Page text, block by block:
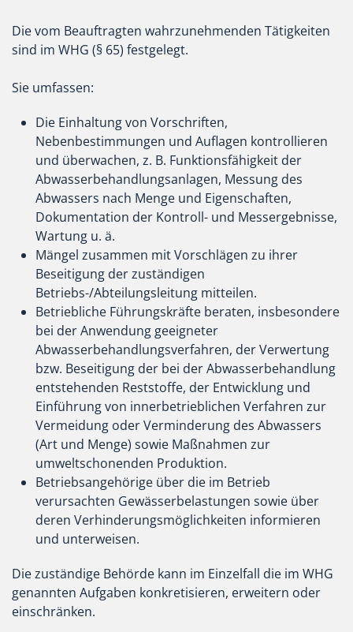
Die vom Beauftragten wahrzunehmenden Tätigkeiten
sind im WHG (§ 65) festgelegt.
Sie umfassen:
Die Einhaltung von Vorschriften,
Nebenbestimmungen und Auflagen kontrollieren
und überwachen, z. B. Funktionsfähigkeit der
Abwasserbehandlungsanlagen, Messung des
Abwassers nach Menge und Eigenschaften,
Dokumentation der Kontroll- und Messergebnisse,
Wartung u. ä.
Mängel zusammen mit Vorschlägen zu ihrer
Beseitigung der zuständigen
Betriebs-/Abteilungsleitung mitteilen.
Betriebliche Führungskräfte beraten, insbesondere
bei der Anwendung geeigneter
Abwasserbehandlungsverfahren, der Verwertung
bzw. Beseitigung der bei der Abwasserbehandlung
entstehenden Reststoffe, der Entwicklung und
Einführung von innerbetrieblichen Verfahren zur
Vermeidung oder Verminderung des Abwassers
(Art und Menge) sowie Maßnahmen zur
umweltschonenden Produktion.
Betriebsangehörige über die im Betrieb
verursachten Gewässerbelastungen sowie über
deren Verhinderungsmöglichkeiten informieren
und unterweisen.
Die zuständige Behörde kann im Einzelfall die im WHG
genannten Aufgaben konkretisieren, erweitern oder
einschränken.